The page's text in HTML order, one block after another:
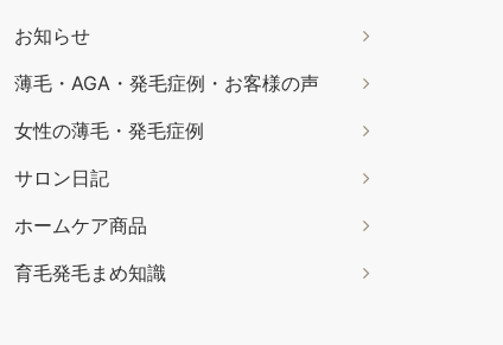
お知らせ
薄毛・AGA・発毛症例・お客様の声
女性の薄毛・発毛症例
サロン日記
ホームケア商品
育毛発毛まめ知識